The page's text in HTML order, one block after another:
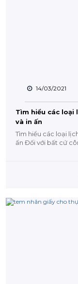
14/03/2021
Tìm hiểu các
và in ấn
Tìm hiểu các loại
ấn Đối với bất cứ